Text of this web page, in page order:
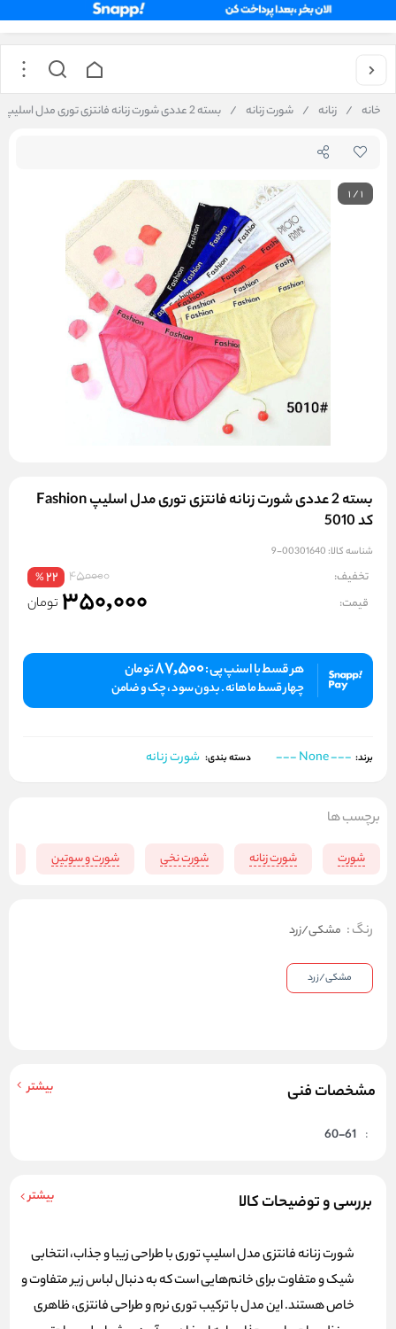
خانه / زنانه / شورت زنانه / بسته 2 عددی شورت زنانه فانتزی توری مدل اسلیپ Fashion کد 5010
1/1
بسته 2 عددی شورت زنانه فانتزی توری مدل اسلیپ Fashion
کد 5010
شناسه کالا: 00301640-9
تخفیف: 450000
22
%
قیمت: 350,000 تومان
هر قسط با اسنپ پی :87,500تومان
چهار قسط ماهانه . بدون سود ، چک و ضامن
برند: --- None --- دسته بندی: شورت زنانه
مشخصات فنی بیشتر
:
60-61
بررسی و توضیحات کالا بیشتر
شورت زنانه فانتزیمدل اسلیپ توری با طراحی زیبا و جذاب، انتخابی
شیک و متفاوت برای خانم‌هایی است که به دنبال لباس زیر متفاوت و
خاص هستند. این مدل با ترکیب توری نرم و طراحی فانتزی، ظاهری
برچسب ها
شورت شورت زنانه شورت نخی شورت و سوتین
رنگ: مشکی/زرد
مشکی/زرد